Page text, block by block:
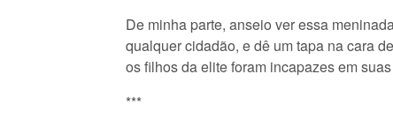
De minha parte, anseio ver essa
qualquer cidadão, e dê um tapa na cara
os filhos da elite foram incapazes em suas
***